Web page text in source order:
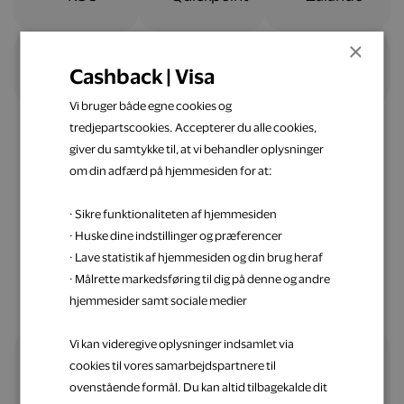
Nemt og ligetil
Spar penge op med Visa
Alle fordele samlet ét sted
×
Cashback | Visa
Vi bruger både egne cookies og
tredjepartscookies. Accepterer du alle cookies,
giver du samtykke til, at vi behandler oplysninger
om din adfærd på hjemmesiden for at:
· Sikre funktionaliteten af hjemmesiden
· Huske dine indstillinger og præferencer
· Lave statistik af hjemmesiden og din brug heraf
· Målrette markedsføring til dig på denne og andre
hjemmesider samt sociale medier
Vi kan videregive oplysninger indsamlet via
cookies til vores samarbejdspartnere til
ovenstående formål. Du kan altid tilbagekalde dit